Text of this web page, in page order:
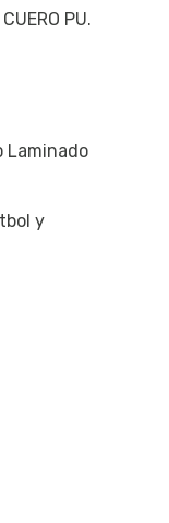
PU.
Laminado
y